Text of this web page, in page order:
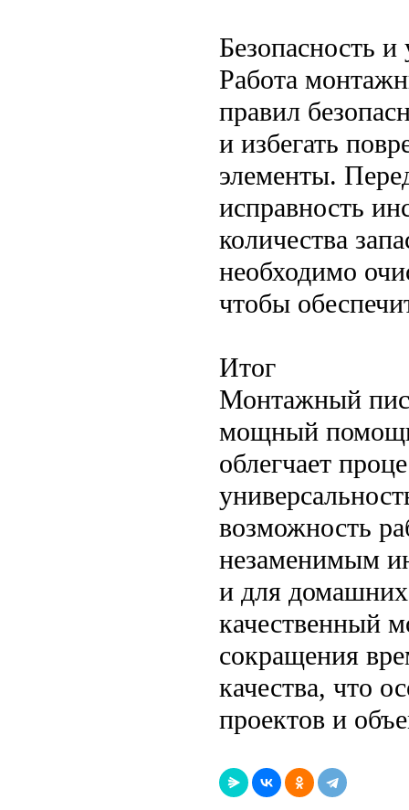
Безопасность
Работа
правил
и избегать
элементы.
исправность
количества
необходимо
чтобы
Итог
Монтажный
мощный
облегчает
возможность
незаменимым
и для
качественный
сокращения
качества, что
проектов и